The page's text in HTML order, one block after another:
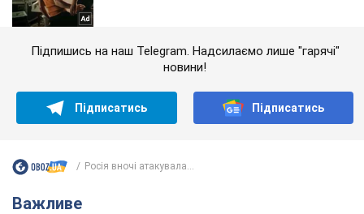
Підпишись на наш Telegram. Надсилаємо лише "гарячі"
новини!
Підписатись Підписатись
Росія вночі атакувала...
Важливе